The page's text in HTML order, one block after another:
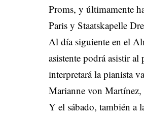
Proms, y últimamente
Paris y Staatskapelle
Al día siguiente en el
asistente podrá asistir
interpretará la pianista
Marianne von
Y el sábado, también a